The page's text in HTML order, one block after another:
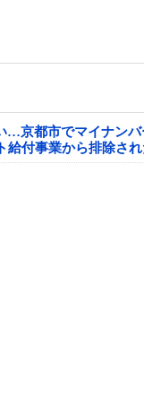
…京都市でマイナン
給付事業から排除され